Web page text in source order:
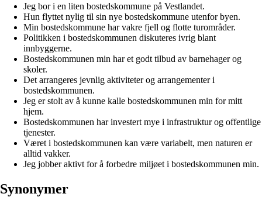
Jeg bor i en liten bostedskommune på Vestlandet.
Hun flyttet nylig til sin nye bostedskommune utenfor byen.
Min bostedskommune har vakre fjell og flotte turområder.
Politikken i bostedskommunen diskuteres ivrig blant
innbyggerne.
Bostedskommunen min har et godt tilbud av barnehager og
skoler.
Det arrangeres jevnlig aktiviteter og arrangementer i
bostedskommunen.
Jeg er stolt av å kunne kalle bostedskommunen min for mitt
hjem.
Bostedskommunen har investert mye i infrastruktur og offentlige
tjenester.
Været i bostedskommunen kan være variabelt, men naturen er
alltid vakker.
Jeg jobber aktivt for å forbedre miljøet i bostedskommunen min.
Synonymer